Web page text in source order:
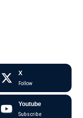
X
Follow
Youtube
Subscribe